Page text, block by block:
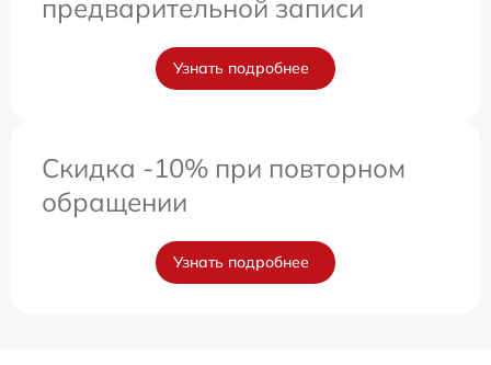
предварительной записи
Узнать подробнее
Скидка -10% при повторном
обращении
Узнать подробнее